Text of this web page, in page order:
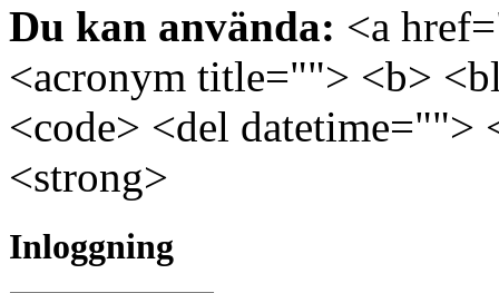
Du kan använda: <a
<acronym title=""> <b>
<code> <del
<strong>
Inloggning